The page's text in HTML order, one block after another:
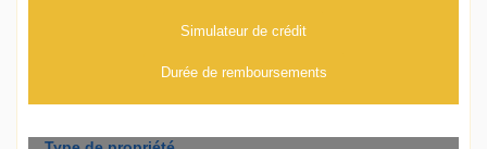
Simulateur de crédit
Durée de remboursements